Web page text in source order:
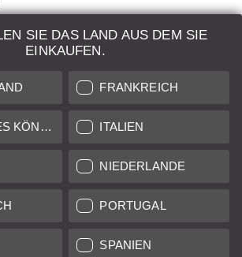
SIE DAS LAND AUS DEM SIE
EINKAUFEN.
FRANKREICH
VEREINIGTES KÖNIGREICH ITALIEN
NIEDERLANDE
PORTUGAL
SPANIEN
in der EU/UK ansässigen Anbietern inkl.